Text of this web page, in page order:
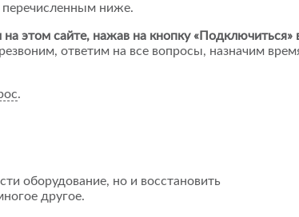
перечисленным ниже.
этом сайте, нажав на кнопку «Подключиться»
ответим на все вопросы, назначим
.
оборудование, но и восстановить
другое.